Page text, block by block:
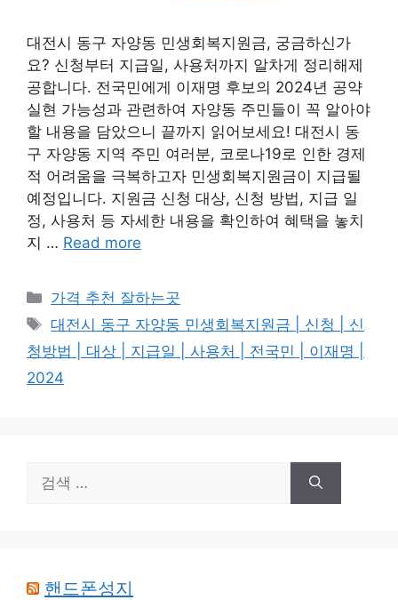
대전시 동구 자양동 민생회복지원금, 궁금하신가
요? 신청부터 지급일, 사용처까지 알차게 정리해제
공합니다. 전국민에게 이재명 후보의 2024년 공약
실현 가능성과 관련하여 자양동 주민들이 꼭 알아야
할 내용을 담았으니 끝까지 읽어보세요! 대전시 동
구 자양동 지역 주민 여러분, 코로나19로 인한 경제
적 어려움을 극복하고자 민생회복지원금이 지급될
예정입니다. 지원금 신청 대상, 신청 방법, 지급 일
정, 사용처 등 자세한 내용을 확인하여 혜택을 놓치
지 … Read more
카
테
고
리
가격 추천 잘하는곳
태
그
대전시 동구 자양동 민생회복지원금 | 신청 | 신
청방법 | 대상 | 지급일 | 사용처 | 전국민 | 이재명 |
2024
색:
핸드폰성지